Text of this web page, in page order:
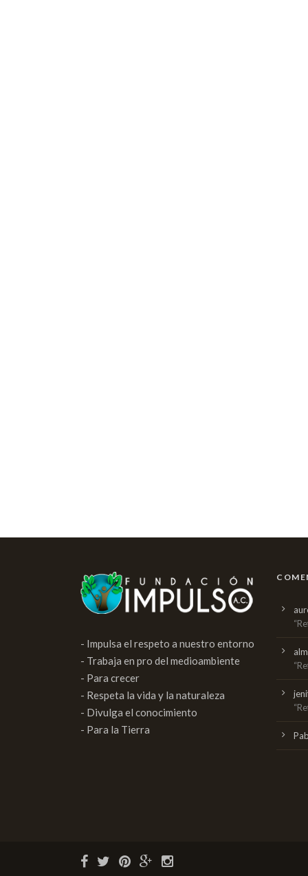
- Impulsa el respeto a nuestro entorno
- Trabaja en pro del medioambiente
- Para crecer
- Respeta la vida y la naturaleza
- Divulga el conocimiento
- Para la Tierra